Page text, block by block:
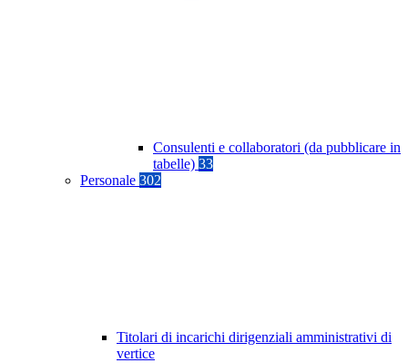
Consulenti e collaboratori (da pubblicare in
tabelle) 33
Personale 302
Titolari di incarichi dirigenziali amministrativi di
vertice